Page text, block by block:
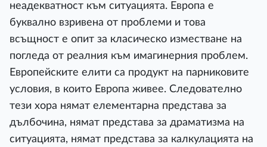
неадекватност към ситуацията. Европа е
буквално взривена от проблеми и това
всъщност е опит за класическо изместване на
погледа от реалния към имагинерния проблем.
Европейските елити са продукт на парниковите
условия, в които Европа живее. Следователно
тези хора нямат елементарна представа за
дълбочина, нямат представа за драматизма на
ситуацията, нямат представа за калкулацията на